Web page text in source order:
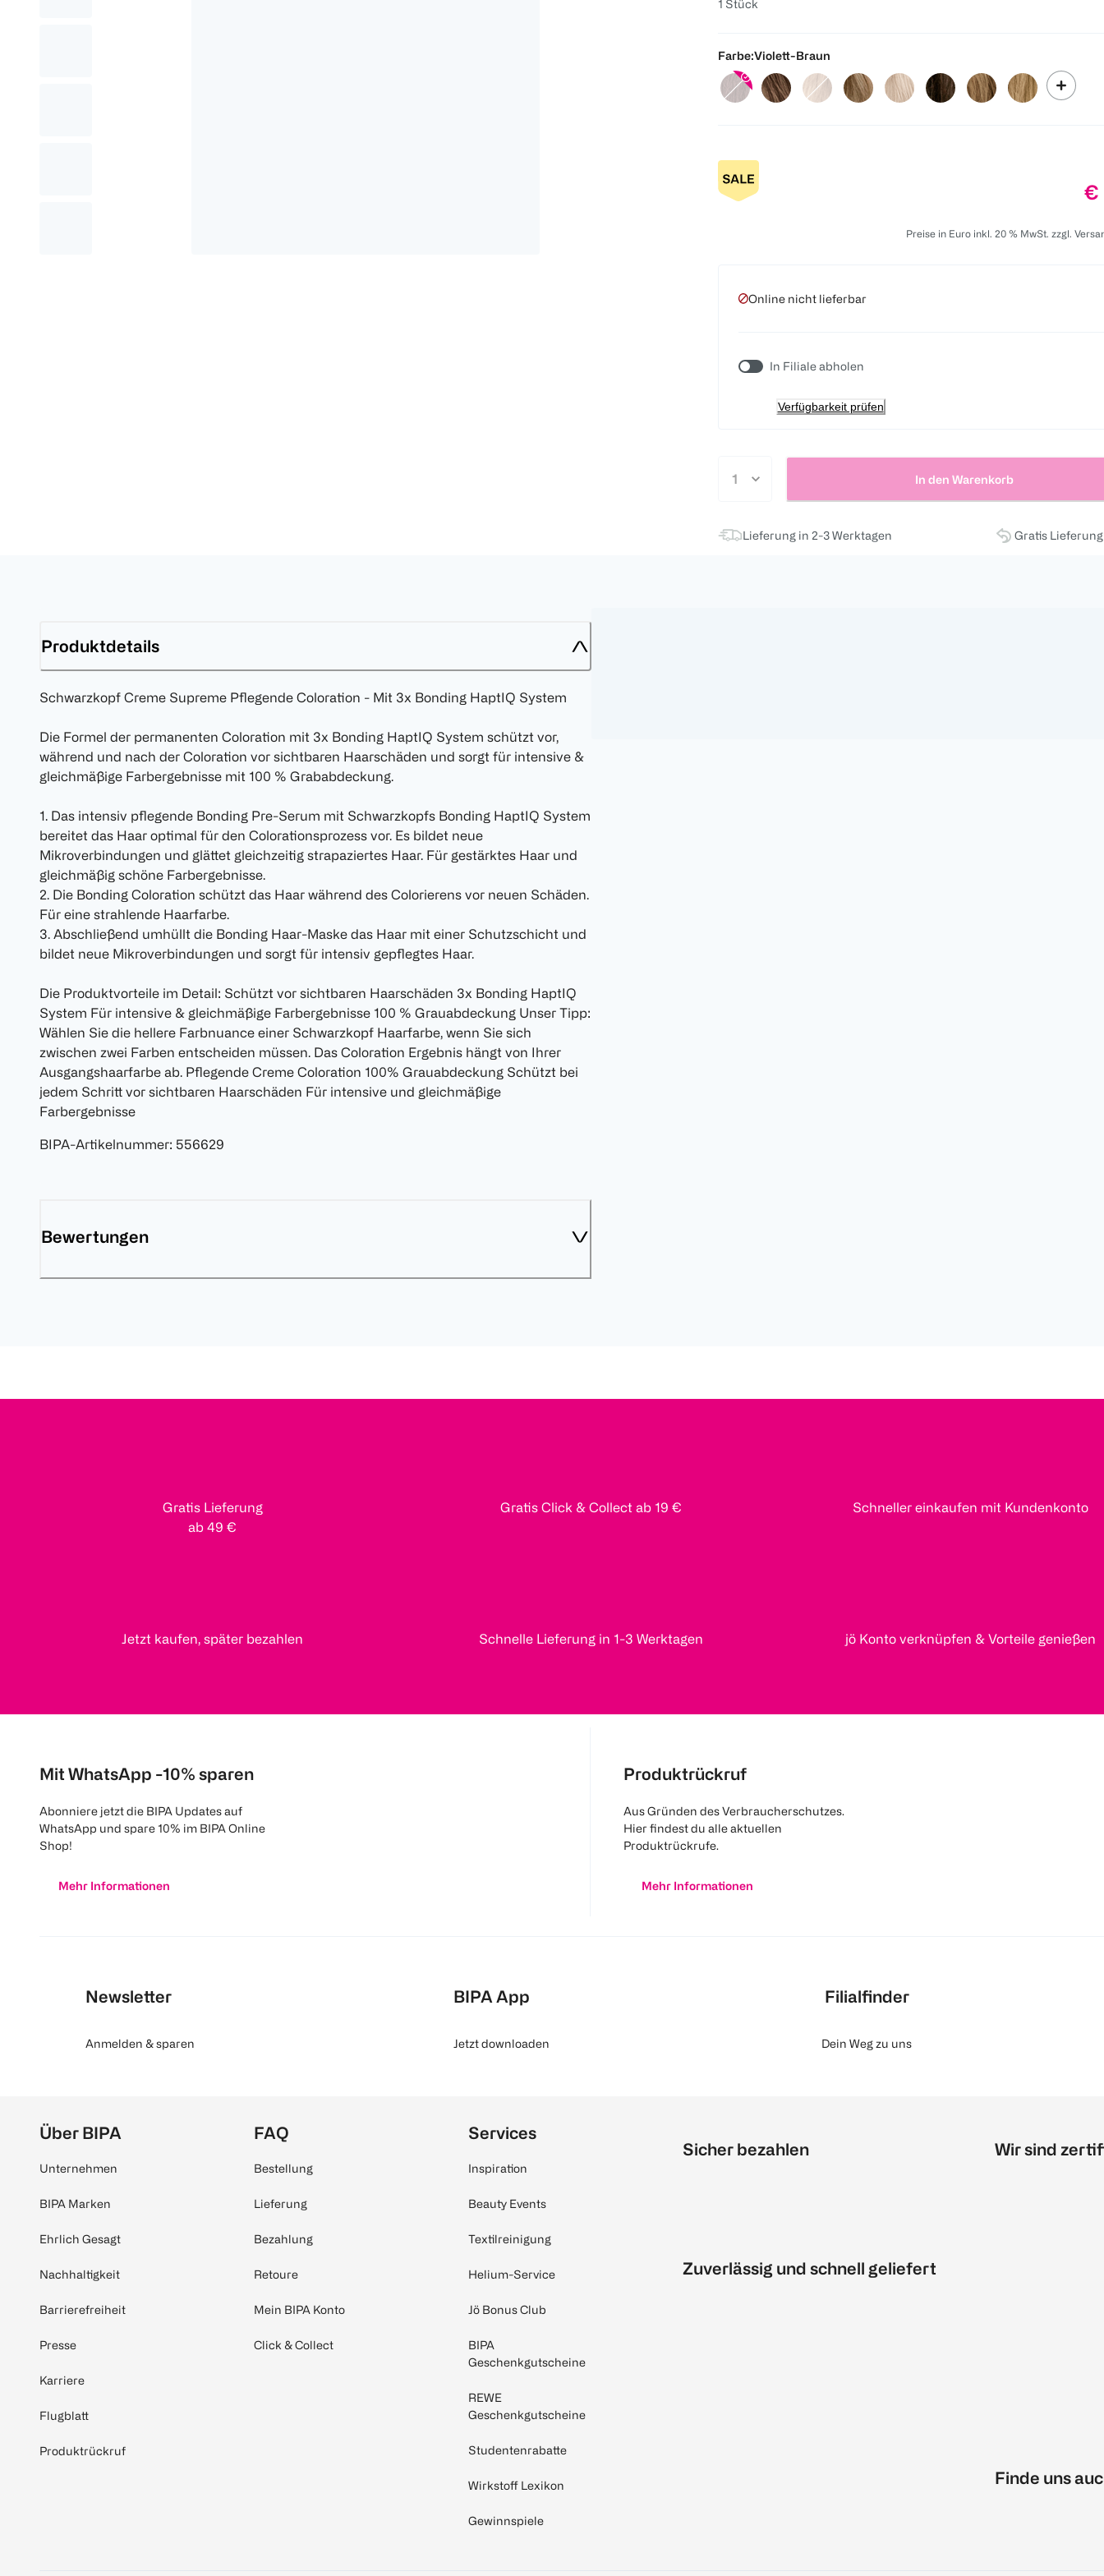
1 Stück
Farbe:Violett-Braun
€
Preise in Euro inkl. 20 % MwSt. zzgl.
Online nicht lieferbar
In Filiale abholen
Verfügbarkeit prüfen
In den Warenkorb
Lieferung in 2-3 Werktagen Gratis
Produktdetails
Schwarzkopf Creme Supreme Pflegende Coloration - Mit 3x Bonding HaptIQ System
Die Formel der permanenten Coloration mit 3x Bonding HaptIQ System schützt vor,
während und nach der Coloration vor sichtbaren Haarschäden und sorgt für intensive &
gleichmäßige Farbergebnisse mit 100 % Grababdeckung.
1. Das intensiv pflegende Bonding Pre-Serum mit Schwarzkopfs Bonding HaptIQ System
bereitet das Haar optimal für den Colorationsprozess vor. Es bildet neue
Mikroverbindungen und glättet gleichzeitig strapaziertes Haar. Für gestärktes Haar und
gleichmäßig schöne Farbergebnisse.
2. Die Bonding Coloration schützt das Haar während des Colorierens vor neuen Schäden.
Für eine strahlende Haarfarbe.
3. Abschließend umhüllt die Bonding Haar-Maske das Haar mit einer Schutzschicht und
bildet neue Mikroverbindungen und sorgt für intensiv gepflegtes Haar.
Die Produktvorteile im Detail: Schützt vor sichtbaren Haarschäden 3x Bonding HaptIQ
System Für intensive & gleichmäßige Farbergebnisse 100 % Grauabdeckung Unser Tipp:
Wählen Sie die hellere Farbnuance einer Schwarzkopf Haarfarbe, wenn Sie sich
zwischen zwei Farben entscheiden müssen. Das Coloration Ergebnis hängt von Ihrer
Ausgangshaarfarbe ab. Pflegende Creme Coloration 100% Grauabdeckung Schützt bei
jedem Schritt vor sichtbaren Haarschäden Für intensive und gleichmäßige
Farbergebnisse
BIPA-Artikelnummer: 556629
Bewertungen
Gratis Lieferung
ab 49 €
Gratis Click & Collect ab 19 € Schneller einkaufen mit Kundenkonto
Jetzt kaufen, später bezahlen Schnelle Lieferung in 1-3 Werktagen jö Konto verknüpfen & Vorteile genießen
Mit WhatsApp -10% sparen
Abonniere jetzt die BIPA Updates auf
WhatsApp und spare 10% im BIPA Online
Shop!
Mehr Informationen
Produktrückruf
Aus Gründen des Verbraucherschutzes.
Hier findest du alle aktuellen
Produktrückrufe.
Mehr Informationen
Newsletter
Anmelden & sparen
BIPA App
Jetzt downloaden
Filialfinder
Dein Weg zu uns
Über BIPA
Unternehmen
BIPA Marken
Ehrlich Gesagt
Nachhaltigkeit
Barrierefreiheit
Presse
Karriere
Flugblatt
Produktrückruf
FAQ
Bestellung
Lieferung
Bezahlung
Retoure
Mein BIPA Konto
Click & Collect
Services
Inspiration
Beauty Events
Textilreinigung
Helium-Service
Jö Bonus Club
BIPA
Geschenkgutscheine
REWE
Geschenkgutscheine
Studentenrabatte
Wirkstoff Lexikon
Gewinnspiele
Sicher bezahlen
Zuverlässig und schnell geliefert
Wir sind
Finde uns